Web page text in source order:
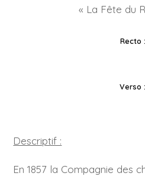
« La Fête du
Recto :
Verso :
Descriptif :
En 1857 la Compagnie des